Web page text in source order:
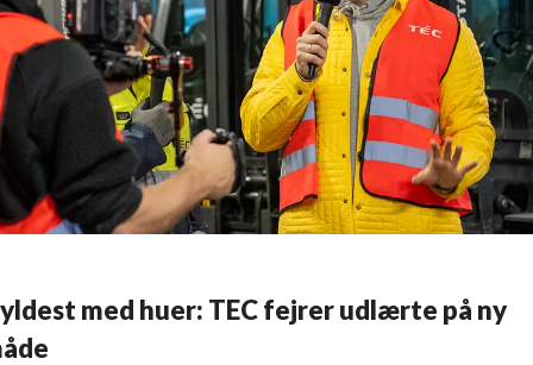
med huer: TEC fejrer udlærte på ny